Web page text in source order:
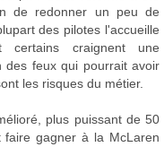
de redonner un peu de
des pilotes l'accueille
certains craignent une
des feux qui pourrait avoir
les risques du métier.
plus puissant de 50
faire gagner à la McLaren